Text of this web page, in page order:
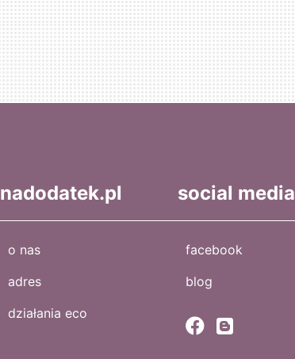
nadodatek.pl
o nas
adres
działania eco
social media
facebook
blog